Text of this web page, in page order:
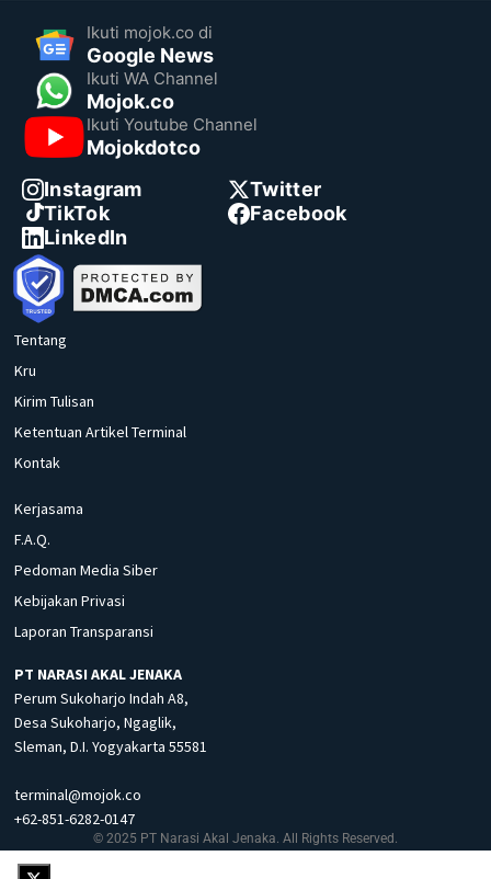
Ikuti mojok.co di
Google News
Ikuti WA Channel
Mojok.co
Ikuti Youtube Channel
Mojokdotco
Instagram
Twitter
TikTok
Facebook
LinkedIn
Tentang
Kru
Kirim Tulisan
Ketentuan Artikel Terminal
Kontak
Kerjasama
F.A.Q.
Pedoman Media Siber
Kebijakan Privasi
Laporan Transparansi
PT NARASI AKAL JENAKA
Perum Sukoharjo Indah A8,
Desa Sukoharjo, Ngaglik,
Sleman, D.I. Yogyakarta 55581
terminal@mojok.co
+62-851-6282-0147
© 2025 PT Narasi Akal Jenaka. All Rights Reserved.